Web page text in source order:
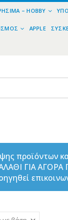
– HOBBY
APPLE
προϊόντων
ΓΙΑ